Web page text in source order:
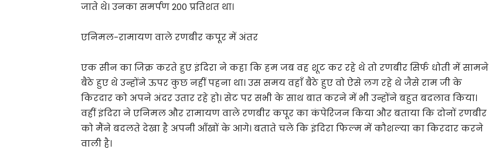
जाते थे। उनका समर्पण 200 प्रतिशत था।
एनिमल-रामायण वाले रणबीर कपूर में अंतर
एक सीन का जिक्र करते हुए इंदिरा ने कहा कि हम जब वह शूट कर रहे थे तो रणबीर सिर्फ धोती में सामने
बैठे हुए थे उन्होंने ऊपर कुछ नहीं पहना था। उस समय वहाँ बैठे हुए वो ऐसे लग रहे थे जैसे राम जी के
किरदार को अपने अंदर उतार रहे हो। सेट पर सभी के साथ बात करने में भी उन्होंने बहुत बदलाव किया।
वहीं इंदिरा ने एनिमल और रामायण वाले रणबीर कपूर का कंपेरिजन किया और बताया कि दोनों रणबीर
को मैंने बदलते देखा है अपनी आँखों के आगे। बताते चले कि इंदिरा फिल्म में कौशल्या का किरदार करने
वाली है।